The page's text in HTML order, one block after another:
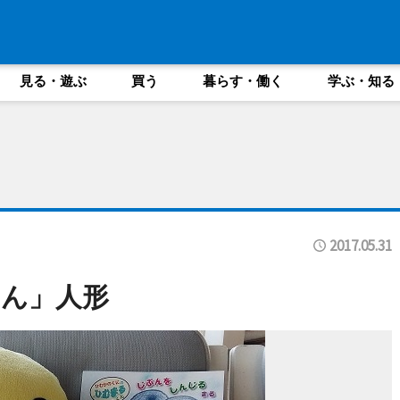
見る・遊ぶ 買う 暮らす・働く 学ぶ・知る
2017.05.31
」人形